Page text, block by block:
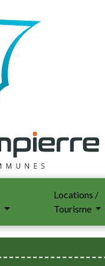
Locations /
Tourisme